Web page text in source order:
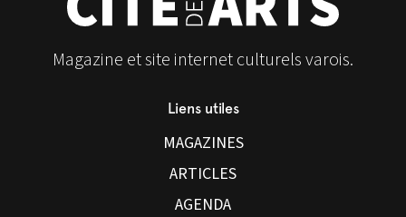
Magazine et site internet culturels varois.
Liens utiles
MAGAZINES
ARTICLES
AGENDA